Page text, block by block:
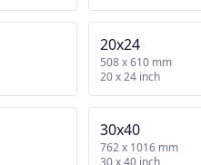
20x24
508 x 610 mm
20 x 24 inch
30x40
762 x 1016 mm
30 x 40 inch